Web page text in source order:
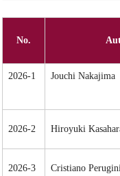
No.
2026-1 Jouchi Nakajima
2026-2 Hiroyuki
2026-3 Cristiano